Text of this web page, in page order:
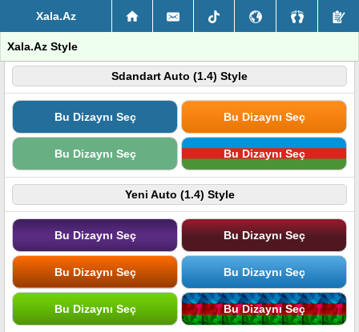
Xala.Az
Xala.Az Style
Sdandart Auto (1.4) Style
Bu Dizaynı Seç Bu Dizaynı Seç
Bu Dizaynı Seç Bu Dizaynı Seç
Yeni Auto (1.4) Style
Bu Dizaynı Seç Bu Dizaynı Seç
Bu Dizaynı Seç Bu Dizaynı Seç
Bu Dizaynı Seç Bu Dizaynı Seç